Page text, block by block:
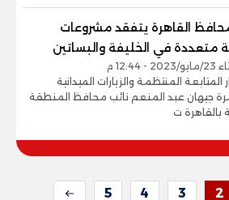
القاهرة يتفقد مشروعات
متعددة في الخليفة والبساتين
- 12:44 م
المتابعة المنتظمة والزيارات الميدانية
جيهان عبد المنعم نائب محافظ المنطقة
بالقاهرة ت
2
3
4
5